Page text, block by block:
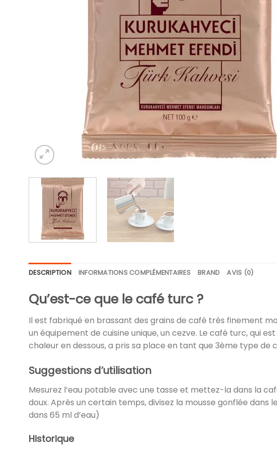
DESCRIPTION INFORMATIONS COMPLÉMENTAIRES BRAND AVIS (0)
Qu’est-ce que le café turc ?
Il est fabriqué en brassant des grains de café très finement
un équipement de cuisine unique, un cezve. Le café turc, qui
chaleur en dessous, a pris sa place en tant que 3ème type
Suggestions d’utilisation
Mesurez l’eau potable avec une tasse et mettez-la dans la
doux. Après un certain temps, divisez la mousse gonflée
dans 65 ml d’eau)
Historique